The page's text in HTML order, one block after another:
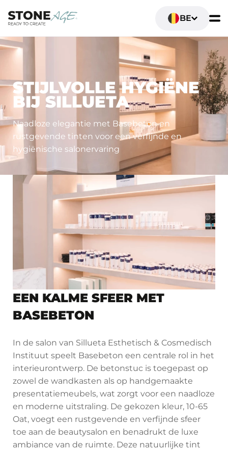
STIJLVOLLE HYGIËNE
BIJ SILLUETA
Naadloze elegantie met Basebeton en
rustgevende tinten voor een verfijnde en
hygiënische salonervaring
BE
EEN KALME SFEER MET
BASEBETON
In de salon van Sillueta Esthetisch & Cosmedisch
Instituut speelt Basebeton een centrale rol in het
interieurontwerp. De betonstuc is toegepast op
zowel de wandkasten als op handgemaakte
presentatiemeubels, wat zorgt voor een naadloze
en moderne uitstraling. De gekozen kleur, 10-65
Oat, voegt een rustgevende en verfijnde sfeer
toe aan de beautysalon en benadrukt de luxe
ambiance van de ruimte. Deze natuurlijke tint